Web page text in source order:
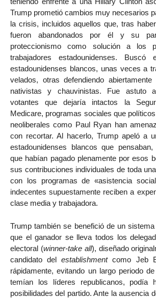
Trump prometió cambios muy necesarios
la crisis, incluidos aquellos que, tras
fueron abandonados por él y su
proteccionismo como solución a los
trabajadores estadounidenses.
estadounidenses blancos, unas veces a
velados, otras defendiendo
nativistas y chauvinistas. Fue astuto
votantes que dejaría intactos la
Medicare, programas sociales que
neoliberales como Paul Ryan han
con recortar. Al hacerlo, Trump apeló a
estadounidenses blancos que pensaban,
que habían pagado plenamente por esos
sus contribuciones individuales de toda
con los programas de «asistencia
indecentes supuestamente reciben a
clase media y trabajadora.
Trump también se benefició de un
que el ganador se lleva todos los
electoral (winner-take all), diseñado
candidato delestablishmentcomo Jeb
rápidamente, evitando un largo periodo
temían los líderes republicanos, podía
posibilidades del partido. Ante la ausencia